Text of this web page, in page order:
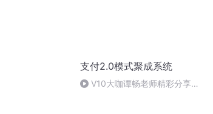
支付2.0模式聚成系统
V10大咖谭畅老师精彩分享